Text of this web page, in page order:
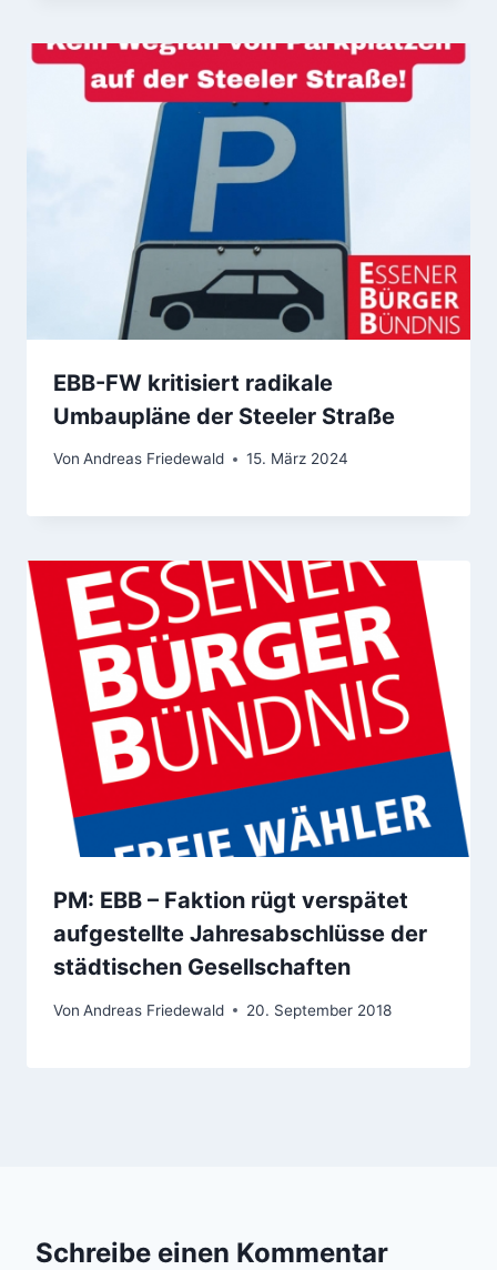
EBB-FW kritisiert radikale
Umbaupläne der Steeler Straße
Von Andreas Friedewald 15. März 2024
PM: EBB – Faktion rügt verspätet
aufgestellte Jahresabschlüsse der
städtischen Gesellschaften
Von Andreas Friedewald 20. September 2018
Schreibe einen Kommentar